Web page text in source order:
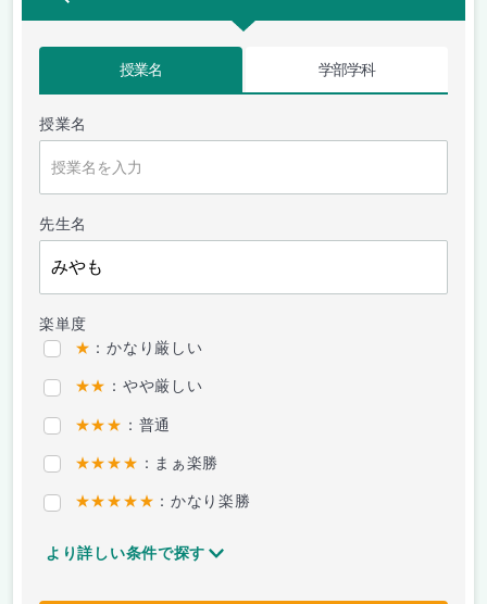
授業名 学部学科
授業名
先生名
楽単度
★ ：かなり厳しい
★★ ：やや厳しい
★★★ ：普通
★★★★ ：まぁ楽勝
★★★★★ ：かなり楽勝
より詳しい条件で探す